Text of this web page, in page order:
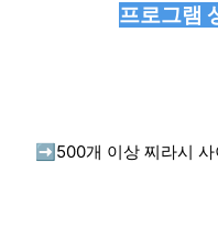
프로그램
➡️ 500개 이상 찌라시